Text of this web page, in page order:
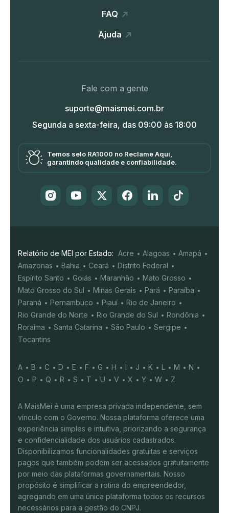
FAQ
Ajuda
Fale com a gente
suporte@maismei.com.br
Segunda a sexta-feira, das 09:00 às 18:00
Temos selo RA1000 no Reclame Aqui,
garantindo qualidade e confiabilidade.
Relatório de MEI por Estado: Acre Alagoas
Amapá
Amazonas
Bahia Ceará
Distrito Federal
Espírito Santo
Goiás Maranhão
Mato Grosso
Mato Grosso do Sul
Minas Gerais Pará
Paraíba
Paraná
Pernambuco Piauí
Rio de Janeiro
Rio Grande do Norte
Rio Grande do Sul
Rondônia
Roraima
Santa Catarina São Paulo
Sergipe
Tocantins
A B C D E F G H I J K L M
N
O
P Q R S T U V X Y W Z
A MaisMei é uma empresa privada independente, sem
vínculo com o Governo. Nossa plataforma oferece uma
experiência simples e intuitiva, priorizando a segurança
e confidencialidade dos usuários cadastrados.
Disponibilizamos funcionalidades gratuitas e serviços
pagos que também podem ser acessados gratuitamente
por meio das plataformas governamentais. Nosso
propósito é simplificar a rotina do empreendedor,
agregando em uma única plataforma todos os recursos
necessários para a gestão do CNPJ.